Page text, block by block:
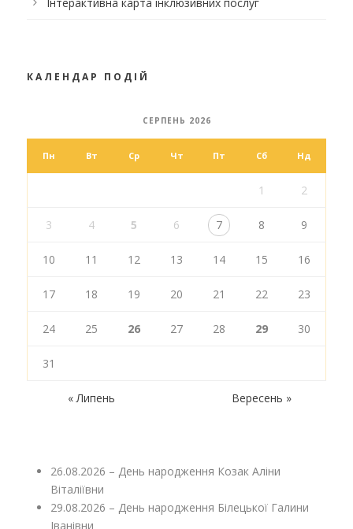
КАЛЕНДАР ПОДІЙ
СЕРПЕНЬ 2026
Пн Вт Ср Чт Пт Сб Нд
1 2
3 4 5 6 7 8 9
10 11 12 13 14 15 16
17 18 19 20 21 22 23
24 25 26 27 28 29 30
31
« Липень Вересень »
26.08.2026 – День народження Козак Аліни
Віталіївни
29.08.2026 – День народження Білецької Галини
Іванівни